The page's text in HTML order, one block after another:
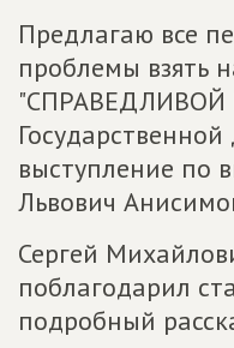
Предлагаю все
проблемы взять
"СПРАВЕДЛИВОЙ
выступление по
Львович
Сергей
поблагодарил
подробный